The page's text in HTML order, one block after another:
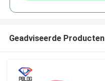
Geadviseerde Producten